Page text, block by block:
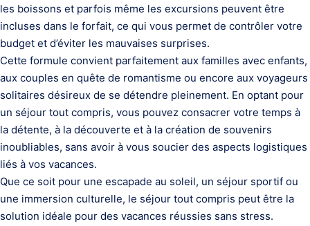
les boissons et parfois même les excursions peuvent être
incluses dans le forfait, ce qui vous permet de contrôler votre
budget et d’éviter les mauvaises surprises.
Cette formule convient parfaitement aux familles avec enfants,
aux couples en quête de romantisme ou encore aux voyageurs
solitaires désireux de se détendre pleinement. En optant pour
un séjour tout compris, vous pouvez consacrer votre temps à
la détente, à la découverte et à la création de souvenirs
inoubliables, sans avoir à vous soucier des aspects logistiques
liés à vos vacances.
Que ce soit pour une escapade au soleil, un séjour sportif ou
une immersion culturelle, le séjour tout compris peut être la
solution idéale pour des vacances réussies sans stress.